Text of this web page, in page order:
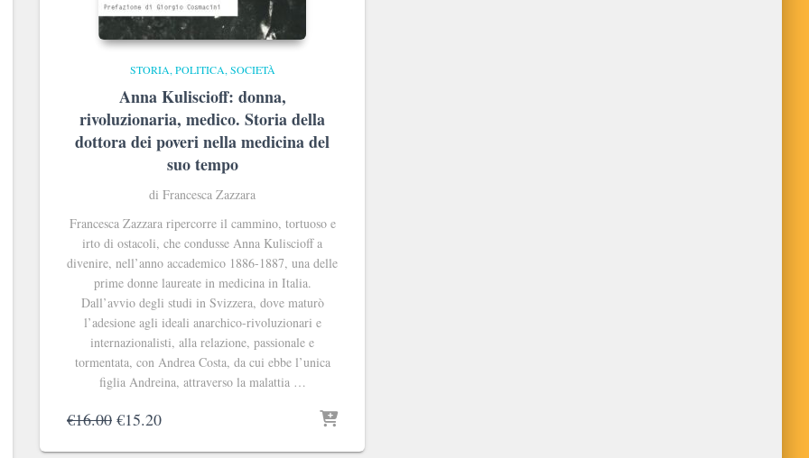
STORIA, POLITICA, SOCIETÀ
Anna Kuliscioff: donna,
rivoluzionaria, medico. Storia della
dottora dei poveri nella medicina del
suo tempo
di Francesca Zazzara
Francesca Zazzara ripercorre il cammino, tortuoso e
irto di ostacoli, che condusse Anna Kuliscioff a
divenire, nell’anno accademico 1886-1887, una delle
prime donne laureate in medicina in Italia.
Dall’avvio degli studi in Svizzera, dove maturò
l’adesione agli ideali anarchico-rivoluzionari e
internazionalisti, alla relazione, passionale e
tormentata, con Andrea Costa, da cui ebbe l’unica
figlia Andreina, attraverso la malattia …
€16.00 Il
€15.20Il